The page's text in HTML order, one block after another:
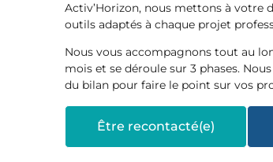
Activ’Horizon, nous mettons à votre
outils adaptés à chaque projet
Nous vous accompagnons tout au
mois et se déroule sur 3 phases.
du bilan pour faire le point sur vos
Être recontacté(e)